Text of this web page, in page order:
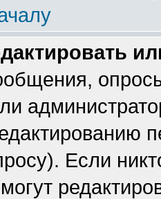
Если